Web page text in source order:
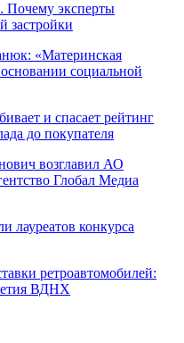
Почему эксперты
застройки
«Материнская
социальной
и спасает рейтинг
до покупателя
возглавил АО
Глобал Медиа
лауреатов конкурса
ретроавтомобилей:
ВДНХ